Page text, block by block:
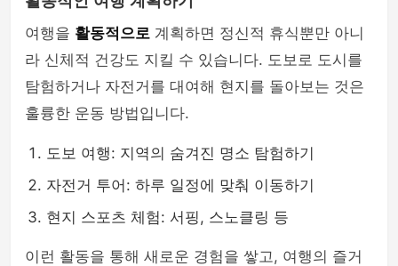
여행을 활동적으로 계획하면 정신적 휴식뿐만 아니
라 신체적 건강도 지킬 수 있습니다. 도보로 도시를
탐험하거나 자전거를 대여해 현지를 돌아보는 것은
훌륭한 운동 방법입니다.
도보 여행: 지역의 숨겨진 명소 탐험하기
자전거 투어: 하루 일정에 맞춰 이동하기
현지 스포츠 체험: 서핑, 스노클링 등
이런 활동을 통해 새로운 경험을 쌓고, 여행의 즐거